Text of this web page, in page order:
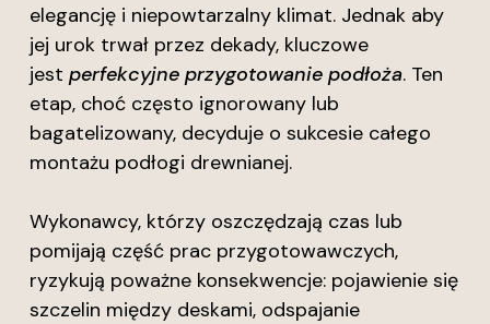
elegancję i niepowtarzalny klimat. Jednak aby
jej urok trwał przez dekady, kluczowe
jest perfekcyjne przygotowanie podłoża. Ten
etap, choć często ignorowany lub
bagatelizowany, decyduje o sukcesie całego
montażu podłogi drewnianej.
Wykonawcy, którzy oszczędzają czas lub
pomijają część prac przygotowawczych,
ryzykują poważne konsekwencje: pojawienie się
szczelin między deskami, odspajanie